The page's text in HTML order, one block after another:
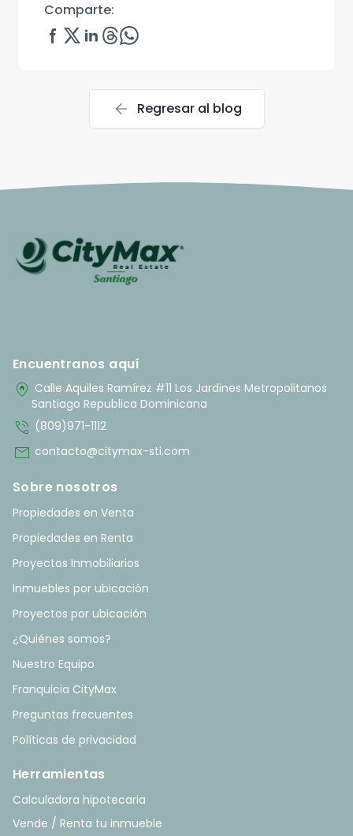
Comparte:
arrow_back Regresar al blog
Encuentranos aquí
home_pin Calle Aquiles Ramírez #11 Los Jardines Metropolitanos
Santiago Republica Dominicana
phone_in_talk (809)971-1112
mail contacto@citymax-sti.com
Sobre nosotros
Propiedades en Venta
Propiedades en Renta
Proyectos Inmobiliarios
Inmuebles por ubicación
Proyectos por ubicación
¿Quiénes somos?
Nuestro Equipo
Franquicia CityMax
Preguntas frecuentes
Políticas de privacidad
Herramientas
Calculadora hipotecaria
Vende / Renta tu inmueble